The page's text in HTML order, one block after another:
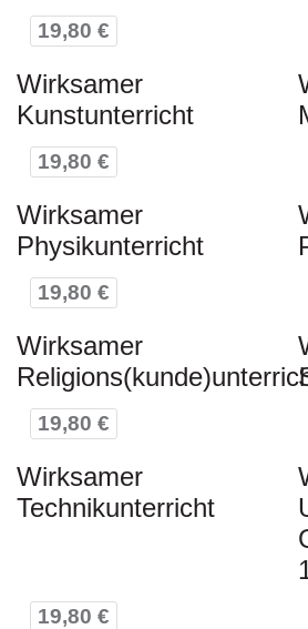
19,80 €
Wirksamer
Kunstunterricht
19,80 €
Wirksamer
Physikunterricht
19,80 €
Wirksamer
19,80 €
Wirksamer
Technikunterricht
19,80 €